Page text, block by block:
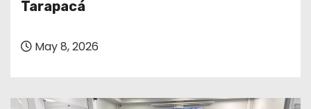
Tarapacá
May 8, 2026